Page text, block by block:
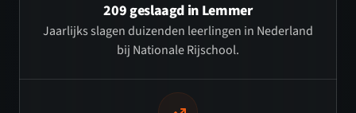
209 geslaagd in Lemmer
Jaarlijks slagen duizenden leerlingen in Nederland
bij Nationale Rijschool.